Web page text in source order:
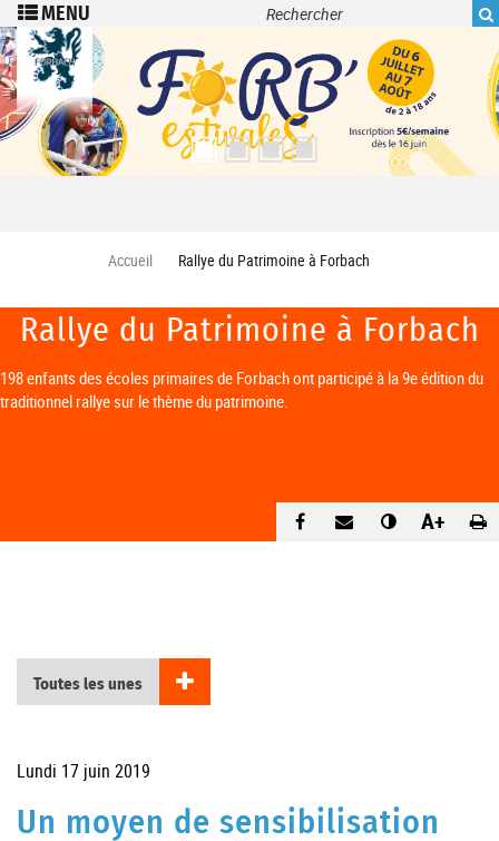
Aller au contenu principal
Recherche
Accueil Rallye du Patrimoine à Forbach
Rallye du Patrimoine à Forbach
198 enfants des écoles primaires de Forbach ont participé à la 9e édition du
traditionnel rallye sur le thème du patrimoine.
A+
Toutes les unes
Lundi 17 juin 2019
Un moyen de sensibilisation